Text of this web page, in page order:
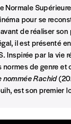
en
Normale
pour se
de réaliser
il est présenté
Inspirée par la vie
normes de genre
nommée Rachid
est son premier